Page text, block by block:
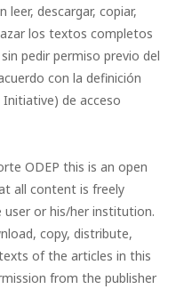
leer, descargar, copiar,
los textos completos
pedir permiso previo del
con la definición
Initiative) de acceso
ODEP this is an open
all content is freely
or his/her institution.
copy, distribute,
of the articles in this
from the publisher